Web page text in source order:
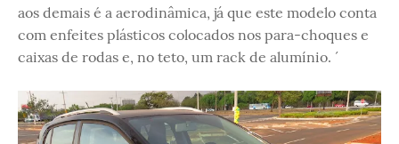
aos demais é a aerodinâmica, já que este modelo conta
com enfeites plásticos colocados nos para-choques e
caixas de rodas e, no teto, um rack de alumínio. ´